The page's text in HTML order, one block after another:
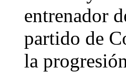
entrenador
partido de
la